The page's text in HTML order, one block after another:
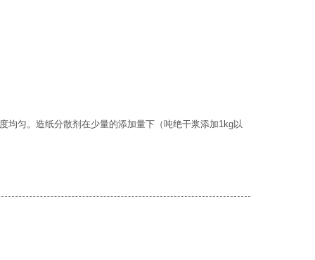
均匀。造纸分散剂在少量的添加量下（吨绝干浆添加1kg以